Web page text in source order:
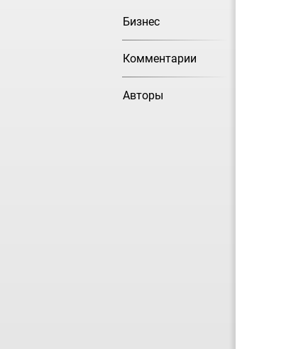
Бизнес
Комментарии
Авторы